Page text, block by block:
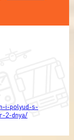
i-polyud-s-
2-dnya/